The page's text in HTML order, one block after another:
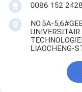
0086 152
NO.5A-
LIAOCHENG-